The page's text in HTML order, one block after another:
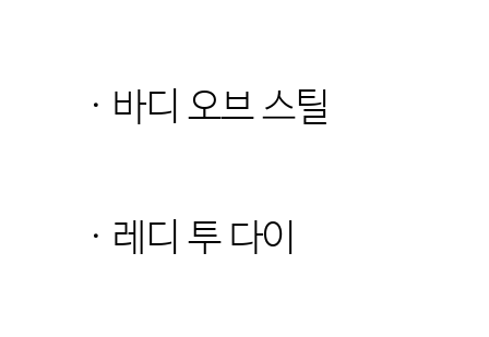
· 바디 오브 스틸
· 레디 투 다이